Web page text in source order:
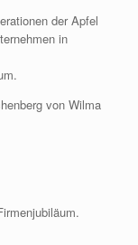
der Apfel
in
von Wilma